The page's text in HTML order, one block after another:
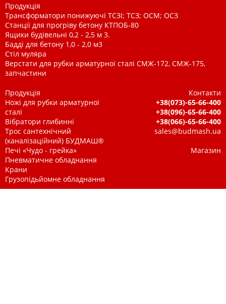
Продукція
Трансформатори понижуючі ТСЗІ; ТСЗ; ОСМ; ОСЗ
Станції для прогріву бетону КТПОБ-80
Ящики будівельні 0,2 - 2,5 м 3.
Бадді для бетону 1,0 - 2,0 м3
Стіл муляра
Верстати для рубки арматурної сталі СМЖ-172, СМЖ-175,
запчастини
Продукція
Ножі для рубки арматурної
сталі
Вібратори глибинні
Трос сантехнічний
(каналізаційний) БУДМАШ®
Печі «Чудо - грейка»
Пневматичне обладнання
Крани
Грузопідьйомне обладнання
Контакти
+38(073)-65-66-400
+38(096)-65-66-400
+38(066)-65-66-400
sales@budmash.ua
Магазин